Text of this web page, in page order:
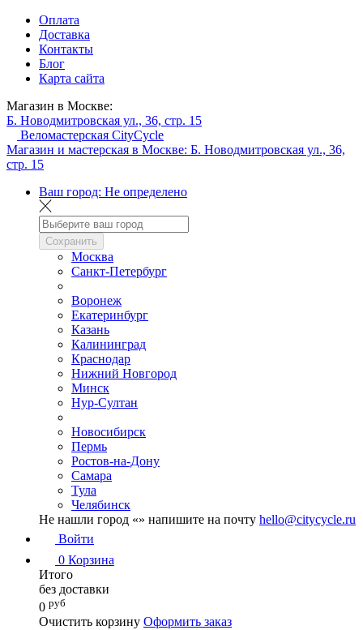
Оплата
Доставка
Контакты
Блог
Карта сайта
Магазин в Москве:
Б. Новодмитровская ул., 36, стр. 15
Веломастерская CityCycle
Магазин и мастерская в Москве: Б. Новодмитровская ул., 36,
стр. 15
Ваш город: Не определено
Сохранить
Москва
Санкт-Петербург
Воронеж
Екатеринбург
Казань
Калининград
Краснодар
Нижний Новгород
Минск
Нур-Султан
Новосибирск
Пермь
Ростов-на-Дону
Самара
Тула
Челябинск
Не нашли город «» напишите на почту hello@citycycle.ru
Войти
0 Корзина
Итого
без доставки
0 руб
Очистить корзину Оформить заказ